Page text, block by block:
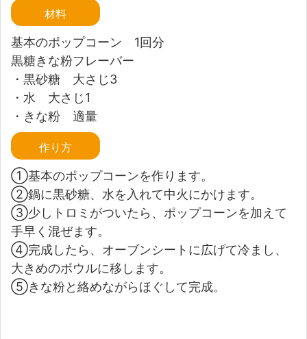
材料
基本のポップコーン 1回分
黒糖きな粉フレーバー
・黒砂糖 大さじ3
・水 大さじ1
・きな粉 適量
作り方
①基本のポップコーンを作ります。
②鍋に黒砂糖、水を入れて中火にかけます。
③少しトロミがついたら、ポップコーンを加えて
手早く混ぜます。
④完成したら、オーブンシートに広げて冷まし、
大きめのボウルに移します。
⑤きな粉と絡めながらほぐして完成。